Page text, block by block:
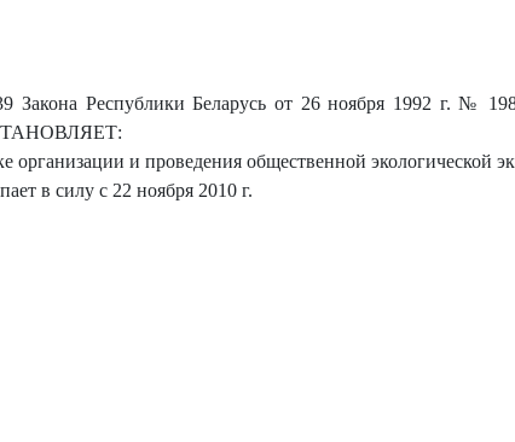
Закона Республики Беларусь от 26 ноября 1992 г. №
организации и проведения общественной экологической
в силу с 22 ноября 2010 г.